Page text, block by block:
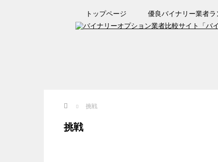
トップページ 優良バイナリー業者ラ
Home 挑戦
挑戦